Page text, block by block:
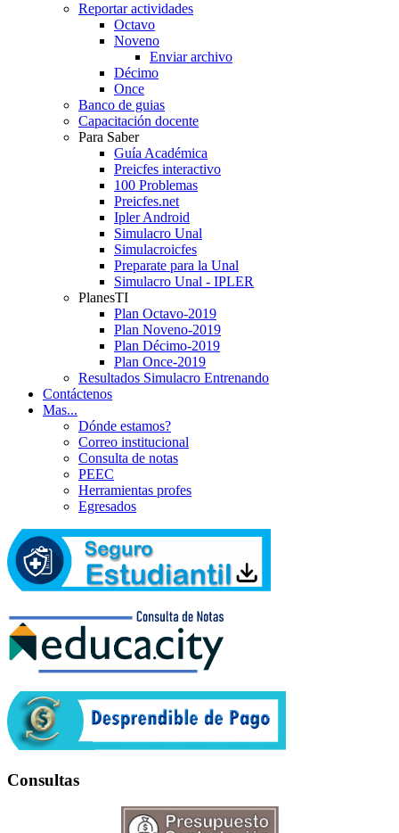
Reportar actividades
Octavo
Noveno
Enviar archivo
Décimo
Once
Banco de guias
Capacitación docente
Para Saber
Guía Académica
Preicfes interactivo
100 Problemas
Preicfes.net
Ipler Android
Simulacro Unal
Simulacroicfes
Preparate para la Unal
Simulacro Unal - IPLER
PlanesTI
Plan Octavo-2019
Plan Noveno-2019
Plan Décimo-2019
Plan Once-2019
Resultados Simulacro Entrenando
Contáctenos
Mas...
Dónde estamos?
Correo institucional
Consulta de notas
PEEC
Herramientas profes
Egresados
Consultas